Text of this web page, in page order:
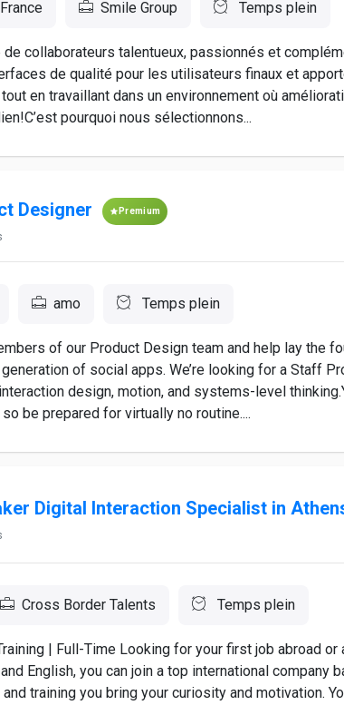
Smile Group Temps plein
collaborateurs talentueux, passionnés et
de qualité pour les utilisateurs finaux et
en travaillant dans un environnement où
pourquoi nous sélectionnons...
Designer Premium
amo Temps plein
of our Product Design team and help lay the
of social apps. We’re looking for a Staff
design, motion, and systems-level
be prepared for virtually no routine....
Digital Interaction Specialist in
Cross Border Talents Temps plein
| Full-Time Looking for your first job abroad or
English, you can join a top international company
training you bring your curiosity and motivation.